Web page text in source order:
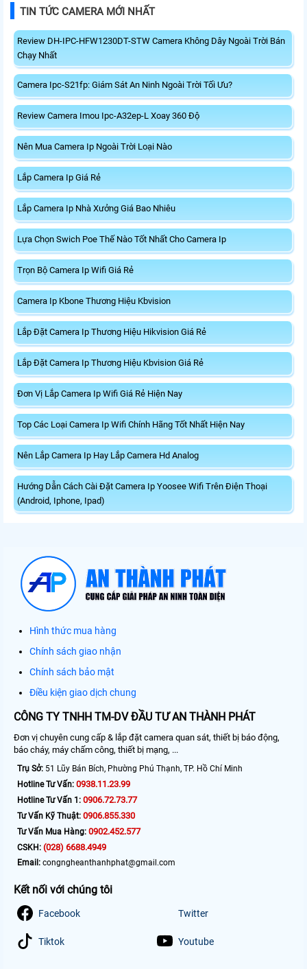
TIN TỨC CAMERA MỚI NHẤT
Review DH-IPC-HFW1230DT-STW Camera Không Dây Ngoài Trời Bán
Chạy Nhất
Camera Ipc-S21fp: Giám Sát An Ninh Ngoài Trời Tối Ưu?
Review Camera Imou Ipc-A32ep-L Xoay 360 Độ
Nên Mua Camera Ip Ngoài Trời Loại Nào
Lắp Camera Ip Giá Rẻ
Lắp Camera Ip Nhà Xưởng Giá Bao Nhiêu
Lựa Chọn Swich Poe Thế Nào Tốt Nhất Cho Camera Ip
Trọn Bộ Camera Ip Wifi Giá Rẻ
Camera Ip Kbone Thương Hiệu Kbvision
Lắp Đặt Camera Ip Thương Hiệu Hikvision Giá Rẻ
Lắp Đặt Camera Ip Thương Hiệu Kbvision Giá Rẻ
Đơn Vị Lắp Camera Ip Wifi Giá Rẻ Hiện Nay
Top Các Loại Camera Ip Wifi Chính Hãng Tốt Nhất Hiện Nay
Nên Lắp Camera Ip Hay Lắp Camera Hd Analog
Hướng Dẫn Cách Cài Đặt Camera Ip Yoosee Wifi Trên Điện Thoại
(Android, Iphone, Ipad)
Hình thức mua hàng
Chính sách giao nhận
Chính sách bảo mật
Điều kiện giao dịch chung
CÔNG TY TNHH TM-DV ĐẦU TƯ AN THÀNH PHÁT
Đơn vị chuyên cung cấp & lắp đặt camera quan sát, thiết bị báo động,
báo cháy, máy chấm công, thiết bị mạng, ...
Trụ Sở: 51 Lũy Bán Bích, Phường Phú Thạnh, TP. Hồ Chí Minh
Hotline Tư Vấn: 0938.11.23.99
Hotline Tư Vấn 1: 0906.72.73.77
Tư Vấn Kỹ Thuật: 0906.855.330
Tư Vấn Mua Hàng: 0902.452.577
CSKH: (028) 6688.4949
Email: congngheanthanhphat@gmail.com
Kết nối với chúng tôi
Facebook Twitter
Tiktok Youtube